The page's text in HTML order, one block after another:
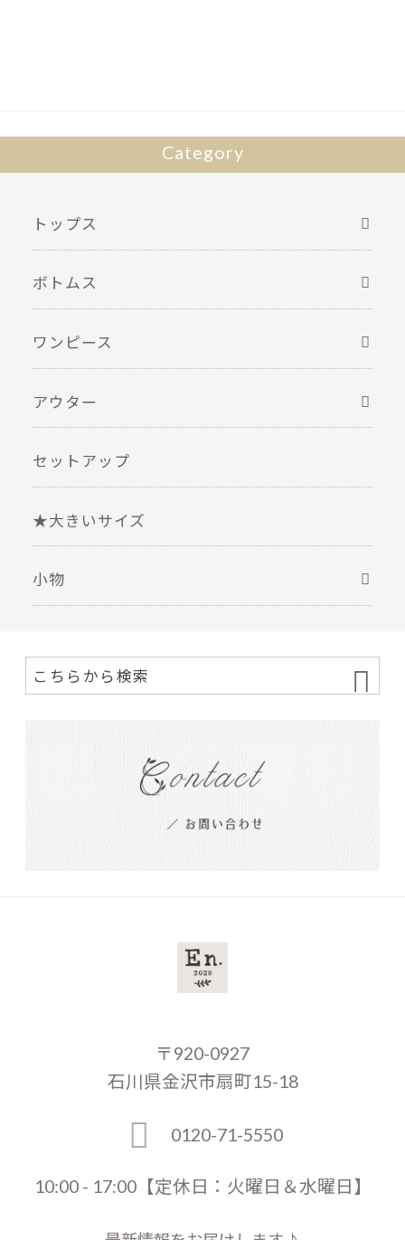
Category
トップス
ボトムス
ワンピース
アウター
セットアップ
★大きいサイズ
小物
〒920-0927
石川県金沢市扇町15-18
0120-71-5550
10:00 - 17:00【定休日：火曜日＆水曜日】